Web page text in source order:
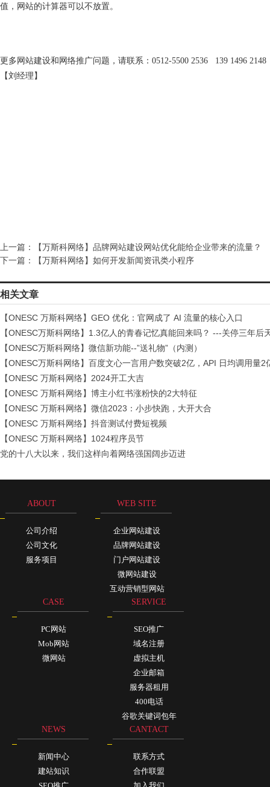
值，网站的计算器可以不放置。
更多网站建设和网络推广问题，请联系：0512-5500 2536 139 1496 2148
【刘经理】
上一篇：
【万斯科网络】品牌网站建设网站优化能给企业带来的流量？
下一篇：
【万斯科网络】如何开发新闻资讯类小程序
相关文章
【ONESC 万斯科网络】GEO 优化：官网成了 AI 流量的核心入口
【ONESC万斯科网络】1.3亿人的青春记忆真能回来吗？ ---关停三年后
【ONESC万斯科网络】微信新功能--”送礼物”（内测）
【ONESC万斯科网络】百度文心一言用户数突破2亿，API 日均调用量2
【ONESC 万斯科网络】2024开工大吉
【ONESC 万斯科网络】博主小红书涨粉快的2大特征
【ONESC 万斯科网络】微信2023：小步快跑，大开大合
【ONESC 万斯科网络】抖音测试付费短视频
【ONESC 万斯科网络】1024程序员节
党的十八大以来，我们这样向着网络强国阔步迈进
ABOUT
公司介绍
公司文化
服务项目
WEB SITE
企业网站建设
品牌网站建设
门户网站建设
微网站建设
互动营销型网站
CASE
PC网站
Mob网站
微网站
SERVICE
SEO推广
域名注册
虚拟主机
企业邮箱
服务器租用
400电话
谷歌关键词包年
NEWS
新闻中心
建站知识
CANTACT
联系方式
合作联盟